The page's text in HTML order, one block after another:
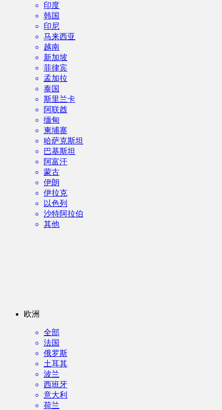
印度
韩国
印尼
马来西亚
越南
新加坡
菲律宾
孟加拉
泰国
斯里兰卡
阿联酋
缅甸
柬埔寨
哈萨克斯坦
巴基斯坦
阿富汗
蒙古
伊朗
伊拉克
以色列
沙特阿拉伯
其他
欧洲
全部
法国
俄罗斯
土耳其
波兰
西班牙
意大利
荷兰